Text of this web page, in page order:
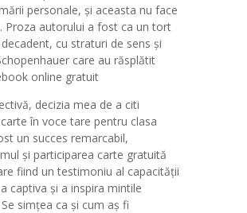
personale, și aceasta nu face
Proza autorului a fost ca un tort
cu straturi de sens și
care au răsplătit
online gratuit
decizia mea de a citi
în voce tare pentru clasa
un succes remarcabil,
și participarea carte gratuită
fiind un testimoniu al capacității
captiva și a inspira mintile
simțea ca și cum aș fi